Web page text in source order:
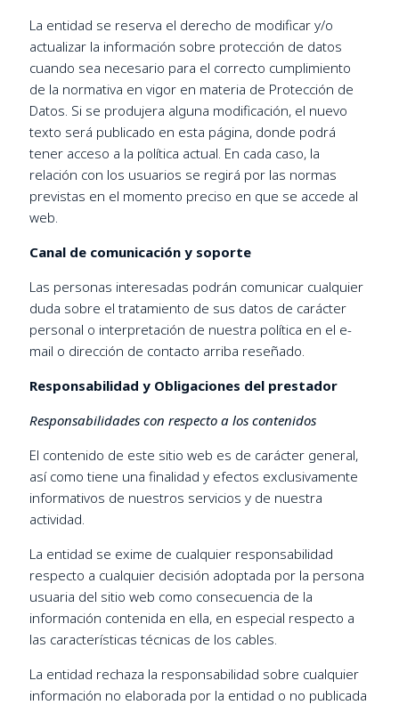
La entidad se reserva el derecho de modificar y/o
actualizar la información sobre protección de datos
cuando sea necesario para el correcto cumplimiento
de la normativa en vigor en materia de Protección de
Datos. Si se produjera alguna modificación, el nuevo
texto será publicado en esta página, donde podrá
tener acceso a la política actual. En cada caso, la
relación con los usuarios se regirá por las normas
previstas en el momento preciso en que se accede al
web.
Canal de comunicación y soporte
Las personas interesadas podrán comunicar cualquier
duda sobre el tratamiento de sus datos de carácter
personal o interpretación de nuestra política en el e-
mail o dirección de contacto arriba reseñado.
Responsabilidad y Obligaciones del prestador
Responsabilidades con respecto a los contenidos
El contenido de este sitio web es de carácter general,
así como tiene una finalidad y efectos exclusivamente
informativos de nuestros servicios y de nuestra
actividad.
La entidad se exime de cualquier responsabilidad
respecto a cualquier decisión adoptada por la persona
usuaria del sitio web como consecuencia de la
información contenida en ella, en especial respecto a
las características técnicas de los cables.
La entidad rechaza la responsabilidad sobre cualquier
información no elaborada por la entidad o no publicada